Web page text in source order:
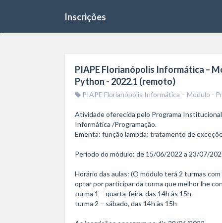
Inscrições
PIAPE Florianópolis Informática –
Python - 2022.1 (remoto)
PIAPE Florianópolis Informática – Módulo -
Atividade oferecida pelo Programa
Informática /Programação.
Ementa: função lambda; tratamento de
Período do módulo: de 15/06/2022 a 23/07/
Horário das aulas: (O módulo terá 2 turmas
optar por participar da turma que melhor lhe
turma 1 – quarta-feira, das 14h às 15h
turma 2 – sábado, das 14h às 15h